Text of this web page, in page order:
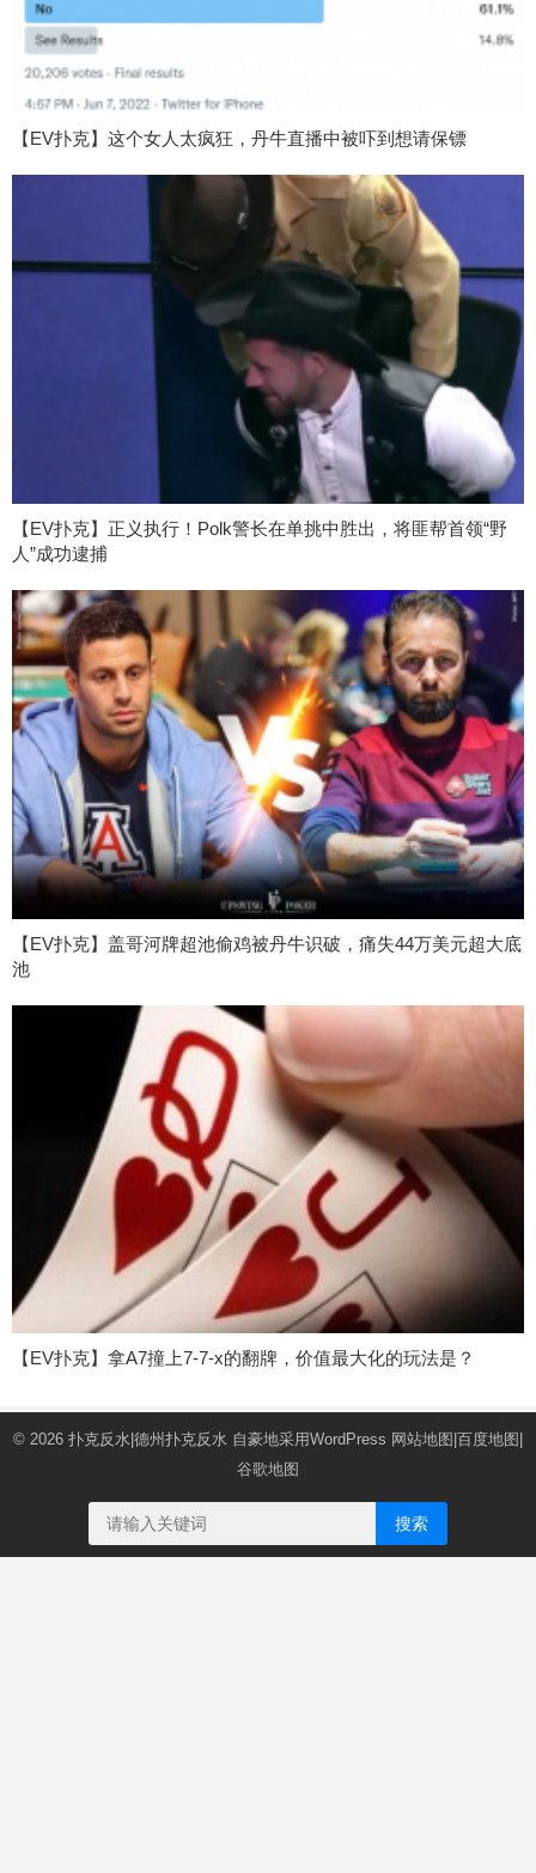
【EV扑克】这个女人太疯狂，丹牛直播中被吓到想请保镖
【EV扑克】正义执行！Polk警长在单挑中胜出，将匪帮首领“野
人”成功逮捕
【EV扑克】盖哥河牌超池偷鸡被丹牛识破，痛失44万美元超大底
池
【EV扑克】拿A7撞上7-7-x的翻牌，价值最大化的玩法是？
© 2026 扑克反水|德州扑克反水 自豪地采用WordPress 网站地图 百度地图
谷歌地图
搜索